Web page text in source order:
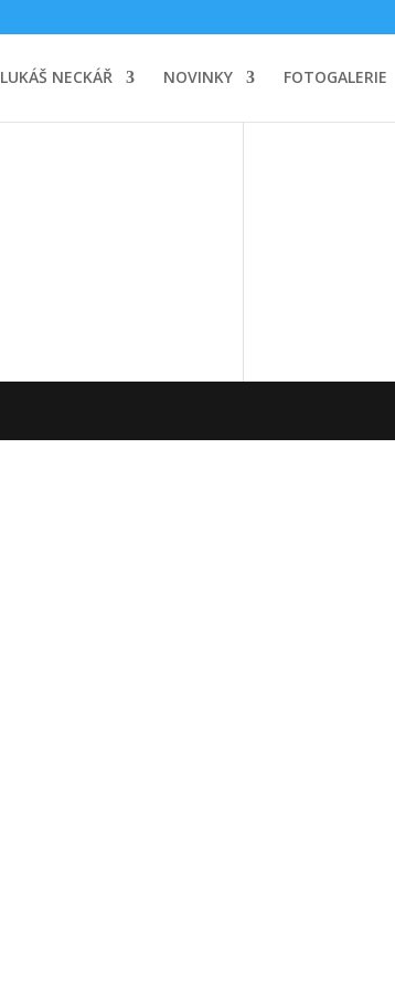
LUKÁŠ NECKÁŘ NOVINKY FOTOGALERIE